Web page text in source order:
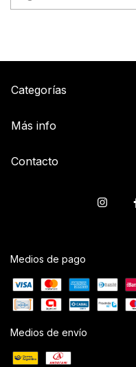
Categorías
Más info
Contacto
Medios de pago
Medios de envío